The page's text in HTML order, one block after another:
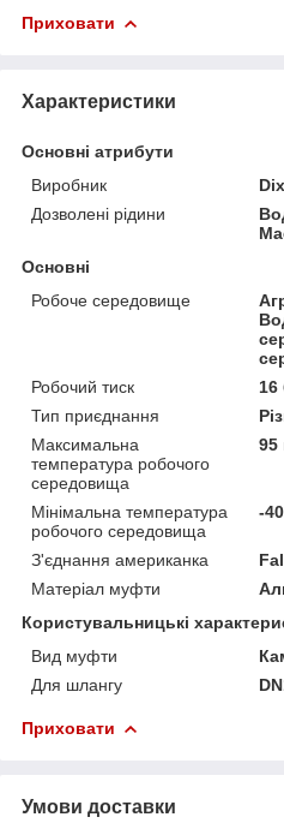
Приховати
Характеристики
Основні атрибути
Виробник
Дозволені рідини
Основні
Робоче середовище
Робочий тиск
16
Тип приєднання
Максимальна
температура робочого
середовища
95
Мінімальна температура
робочого середовища
-
З'єднання американка
Матеріал муфти
Користувальницькі
Вид муфти
Для шлангу
Приховати
Умови доставки